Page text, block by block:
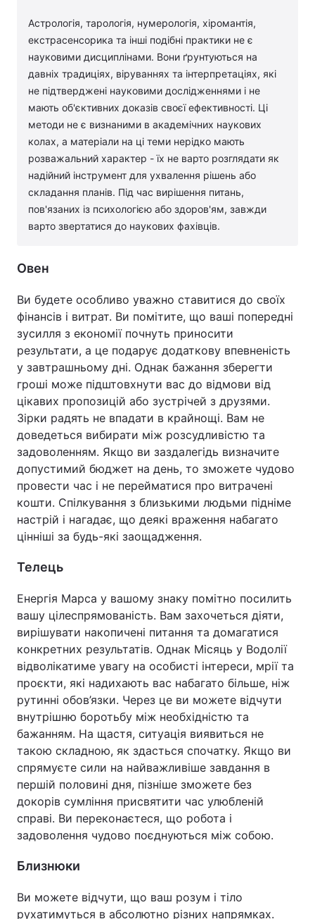
Астрологія, тарологія, нумерологія, хіромантія,
екстрасенсорика та інші подібні практики не є
науковими дисциплінами. Вони ґрунтуються на
давніх традиціях, віруваннях та інтерпретаціях, які
не підтверджені науковими дослідженнями і не
мають об'єктивних доказів своєї ефективності. Ці
методи не є визнаними в академічних наукових
колах, а матеріали на ці теми нерідко мають
розважальний характер - їх не варто розглядати як
надійний інструмент для ухвалення рішень або
складання планів. Під час вирішення питань,
пов'язаних із психологією або здоров'ям, завжди
варто звертатися до наукових фахівців.
Овен
Ви будете особливо уважно ставитися до своїх
фінансів і витрат. Ви помітите, що ваші попередні
зусилля з економії почнуть приносити
результати, а це подарує додаткову впевненість
у завтрашньому дні. Однак бажання зберегти
гроші може підштовхнути вас до відмови від
цікавих пропозицій або зустрічей з друзями.
Зірки радять не впадати в крайнощі. Вам не
доведеться вибирати між розсудливістю та
задоволенням. Якщо ви заздалегідь визначите
допустимий бюджет на день, то зможете чудово
провести час і не перейматися про витрачені
кошти. Спілкування з близькими людьми підніме
настрій і нагадає, що деякі враження набагато
цінніші за будь-які заощадження.
Телець
Енергія Марса у вашому знаку помітно посилить
вашу цілеспрямованість. Вам захочеться діяти,
вирішувати накопичені питання та домагатися
конкретних результатів. Однак Місяць у Водолії
відволікатиме увагу на особисті інтереси, мрії та
проєкти, які надихають вас набагато більше, ніж
рутинні обов’язки. Через це ви можете відчути
внутрішню боротьбу між необхідністю та
бажанням. На щастя, ситуація виявиться не
такою складною, як здасться спочатку. Якщо ви
спрямуєте сили на найважливіше завдання в
першій половині дня, пізніше зможете без
докорів сумління присвятити час улюбленій
справі. Ви переконаєтеся, що робота і
задоволення чудово поєднуються між собою.
Близнюки
Ви можете відчути, що ваш розум і тіло
рухатимуться в абсолютно різних напрямках.